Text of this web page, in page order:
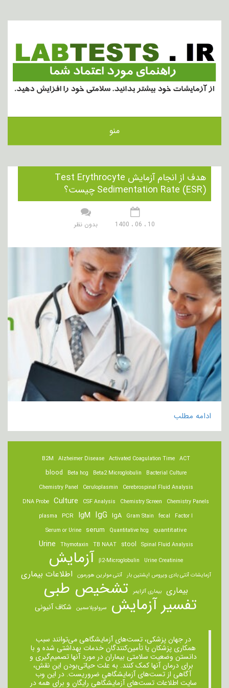
منو
هدف از انجام آزمایش Test Erythrocyte
Sedimentation Rate (ESR) چیست؟
10 ، 06 ، 1400 بدون نظر
ادامه مطلب
ACT
Activated Coagulation Time
Alzheimer Disease
B2M
Bacterial Culture
Beta2 Microglobulin
Beta hcg
blood
Cerebrospinal Fluid Analysis
Ceruloplasmin
Chemistry Panel
Chemistry Panels
Chemistry Screen
CSF Analysis
Culture
DNA Probe
Factor I
fecal
Gram Stain
IgA
IgG
IgM
PCR
plasma
quantitative
Quantitative hcg
serum
Serum or Urine
Spinal Fluid Analysis
stool
TB NAAT
Thymotaxin
Urine
Urine Creatinine
β2-Microglobulin آزمایش
آزمایشات آنتی بادی ویروس اپشتین بار آنتی مولرین هورمون اطلاعات بیماری
بیماری بیماری آلزایمر تشخیص طبی
تفسیر آزمایش سرولوپلاسمین شکاف آنیونی
در جهان پزشکی، تست‌های آزمایشگاهی می‌توانند سبب
همکاری پزشکان یا تأمین‌کنندگان خدمات بهداشتی شده و با
دانستن وضعیت سلامتی بیماران در مورد آنها تصمیم‌گیری و
برای درمان ‌آنها کمک کنند. به علت حیاتی‌بودن این نقش،
آگاهی از تست‌های آزمایشگاهی ضروریست. در این وب
سایت اطلاعات تست‌های آزمایشگاهی رایگان و برای همه در